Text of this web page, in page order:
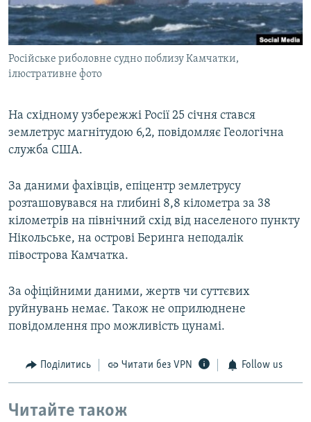
ВІДЕОУРОКИ «ELIFBE»
СВІДЧЕННЯ ОКУПАЦІЇ
УКРАЇНСЬКА ПРОБЛЕМА КРИМУ
Русский
Qırımtatar
Усі сайти RFE/RL
Російське риболовне судно поблизу Камчатки,
ілюстративне фото
На східному узбережжі Росії 25 січня стався
землетрус магнітудою 6,2, повідомляє Геологічна
служба США.
За даними фахівців, епіцентр землетрусу
розташовувався на глибині 8,8 кілометра за 38
кілометрів на північний схід від населеного пункту
Нікольське, на острові Беринга неподалік
півострова Камчатка.
За офіційними даними, жертв чи суттєвих
руйнувань немає. Також не оприлюднене
повідомлення про можливість цунамі.
Поділитись Читати без VPN Follow us
Читайте також